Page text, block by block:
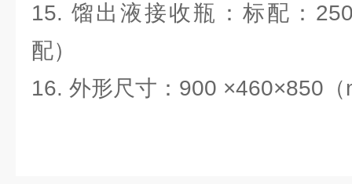
15. 馏出液接收瓶：标配：
配）
16. 外形尺寸：900 ×460×850（